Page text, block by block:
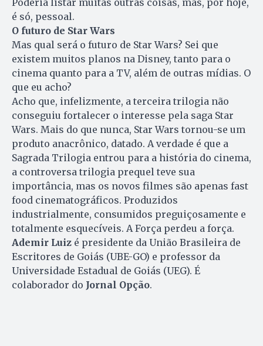
é só, pessoal.
O futuro de Star Wars
Mas qual será o futuro de Star Wars? Sei que
existem muitos planos na Disney, tanto para o
cinema quanto para a TV, além de outras mídias. O
que eu acho?
Acho que, infelizmente, a terceira trilogia não
conseguiu fortalecer o interesse pela saga Star
Wars. Mais do que nunca, Star Wars tornou-se um
produto anacrônico, datado. A verdade é que a
Sagrada Trilogia entrou para a história do cinema,
a controversa trilogia prequel teve sua
importância, mas os novos filmes são apenas fast
food cinematográficos. Produzidos
industrialmente, consumidos preguiçosamente e
totalmente esquecíveis. A Força perdeu a força.
Ademir Luiz é presidente da União Brasileira de
Escritores de Goiás (UBE-GO) e professor da
Universidade Estadual de Goiás (UEG). É
colaborador do Jornal Opção.